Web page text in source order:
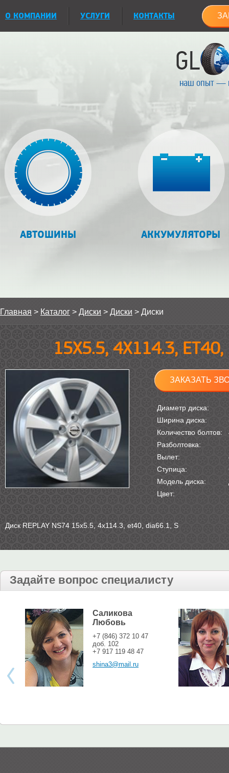
О КОМПАНИИ УСЛУГИ КОНТАКТЫ
наш опыт —
АВТОШИНЫ АККУМУЛЯТОРЫ
Главная > Каталог > Диски > Диски > Диски
15Х5.5, 4Х114.3,
ЗАКАЗАТЬ
Диаметр диска:
Ширина диска:
Количество болтов:
Разболтовка:
Вылет:
Ступица:
Модель диска:
Цвет:
Диск REPLAY NS74 15х5.5, 4х114.3, et40, dia66.1, S
Задайте вопрос специалисту
Саликова
Любовь
+7 (846) 372 10 47
доб. 102
+7 917 119 48 47
shina3@mail.ru